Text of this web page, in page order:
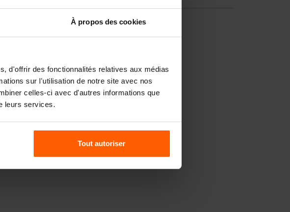
À propos des cookies
d'offrir des fonctionnalités relatives aux médias
sur l'utilisation de notre site avec nos
celles-ci avec d'autres informations que
leurs services.
Tout autoriser
de